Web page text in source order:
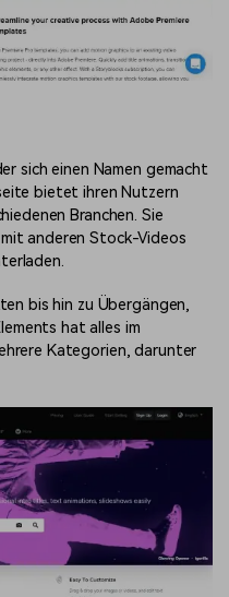
sich einen Namen gemacht
bietet ihren Nutzern
Branchen. Sie
anderen Stock-Videos
bis hin zu Übergängen,
hat alles im
Kategorien, darunter